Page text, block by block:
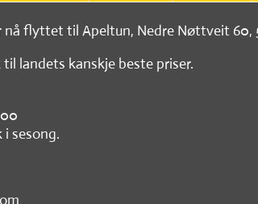
flyttet til Apeltun, Nedre Nøttveit 60,
landets kanskje beste priser.
sesong.